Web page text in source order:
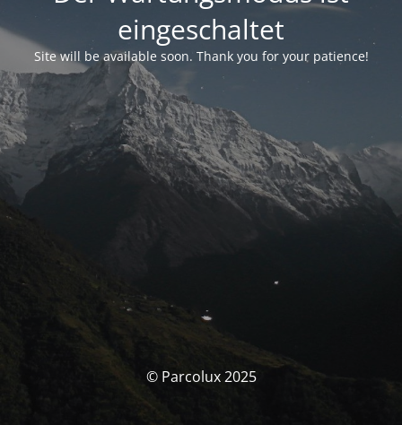
eingeschaltet
Site will be available soon. Thank you for your patience!
© Parcolux 2025